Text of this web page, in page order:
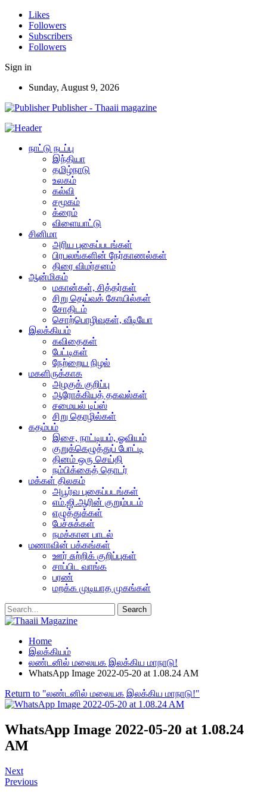
Likes
Followers
Subscribers
Followers
Sign in
Sunday, August 9, 2026
Publisher - Thaaii magazine
நாட்டு நடப்பு
இந்தியா
தமிழ்நாடு
உலகம்
கல்வி
சமூகம்
க்ரைம்
விளையாட்டு
சினிமா
அரிய புகைப்படங்கள்
பிரபலங்களின் நேர்காணல்கள்
திரை விமர்சனம்
ஆன்மிகம்
மகான்கள், சித்தர்கள்
சிறு தெய்வக் கோயில்கள்
சோதிடம்
சொற்பொழிவுகள், வீடியோ
இலக்கியம்
கவிதைகள்
பேட்டிகள்
நேற்றைய நிழல்
மகளிருக்காக
அழகுக் குறிப்பு
ஆரோக்கியத் தகவல்கள்
சமையல் டிப்ஸ்
சிறு தொழில்கள்
கதம்பம்
இசை, நாட்டியம், ஓவியம்
குறுக்கெழுத்துப் போட்டி
தினம் ஒரு செய்தி
நம்பிக்கைத் தொடர்
மக்கள் திலகம்
அபூர்வ புகைப்படங்கள்
எம்.ஜி.ஆரின் குறும்படம்
எழுத்துக்கள்
பேச்சுக்கள்
நமக்கான பாடல்
மணாவின் பக்கங்கள்
ஊர் சுற்றிக் குறிப்புகள்
சாப்பிட வாங்க
பரண்
மறக்க முடியாத முகங்கள்
Home
இலக்கியம்
லண்டனில் மலையக இலக்கிய மாநாடு!
WhatsApp Image 2022-05-20 at 1.08.24 AM
Return to "லண்டனில் மலையக இலக்கிய மாநாடு!"
WhatsApp Image 2022-05-20 at 1.08.24
AM
Next
Previous